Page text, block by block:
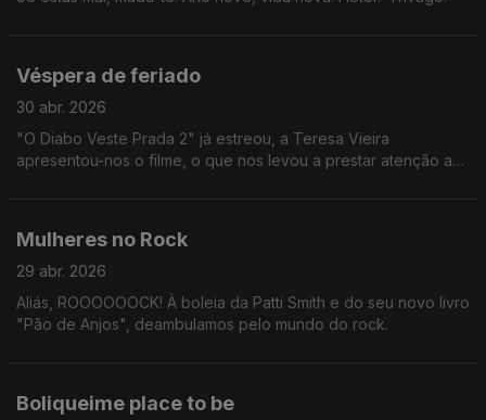
Véspera de feriado
30 abr. 2026
"O Diabo Veste Prada 2" já estreou, a Teresa Vieira
apresentou-nos o filme, o que nos levou a prestar atenção a
Mulheres no Rock
29 abr. 2026
Aliás, ROOOOOOCK! À boleia da Patti Smith e do seu novo livro
"Pão de Anjos", deambulamos pelo mundo do rock.
Boliqueime place to be